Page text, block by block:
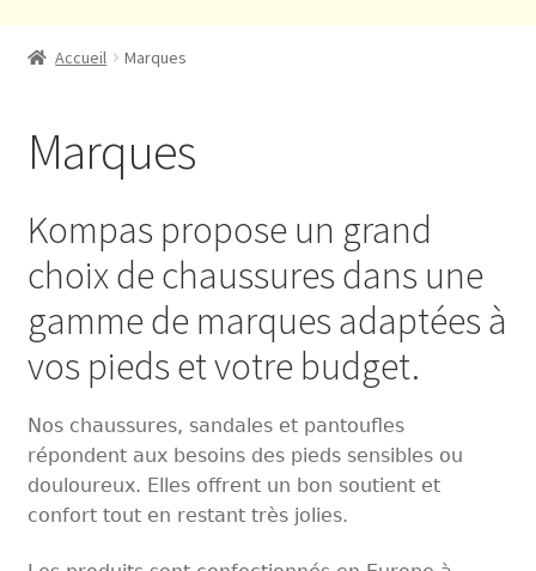
Accueil
Rendez-vous
Dames
Chaussures
Pantoufles
Hommes
Accueil Marques
Marques
Kompas propose un grand
choix de chaussures dans une
gamme de marques adaptées à
vos pieds et votre budget.
Nos chaussures, sandales et pantoufles
répondent aux besoins des pieds sensibles ou
douloureux. Elles offrent un bon soutient et
confort tout en restant très jolies.